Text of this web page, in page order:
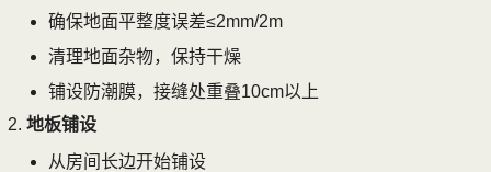
确保地面平整度误差≤2mm/2m
清理地面杂物，保持干燥
铺设防潮膜，接缝处重叠10cm以上
地板铺设
从房间长边开始铺设